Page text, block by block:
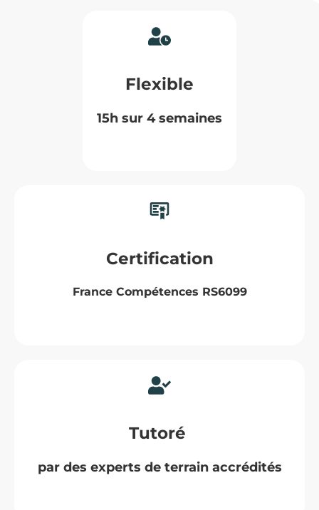
Flexible
15h sur 4 semaines
Certification
France Compétences RS6099
Tutoré
par des experts de terrain accrédités